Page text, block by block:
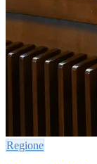
Regione